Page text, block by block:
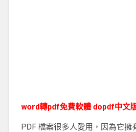
word轉pdf免費軟體 dopdf中文
PDF 檔案很多人愛用，因為它擁